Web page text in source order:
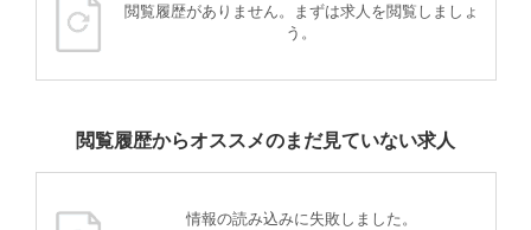
閲覧履歴がありません。まずは求人を閲覧しましょ
う。
閲覧履歴からオススメのまだ見ていない求人
情報の読み込みに失敗しました。